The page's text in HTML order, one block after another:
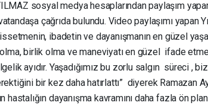
sosyal medya hesaplarından paylaşım
çağrıda bulundu. Video paylaşımı yapan
ibadetin ve dayanışmanın en güzel
birlik olma ve maneviyatı en güzel ifade etme
ayıdır. Yaşadığımız bu zorlu salgın süreci ,
bir kez daha hatırlattı” diyerek Ramazan
hastalığın dayanışma kavramını daha fazla ön